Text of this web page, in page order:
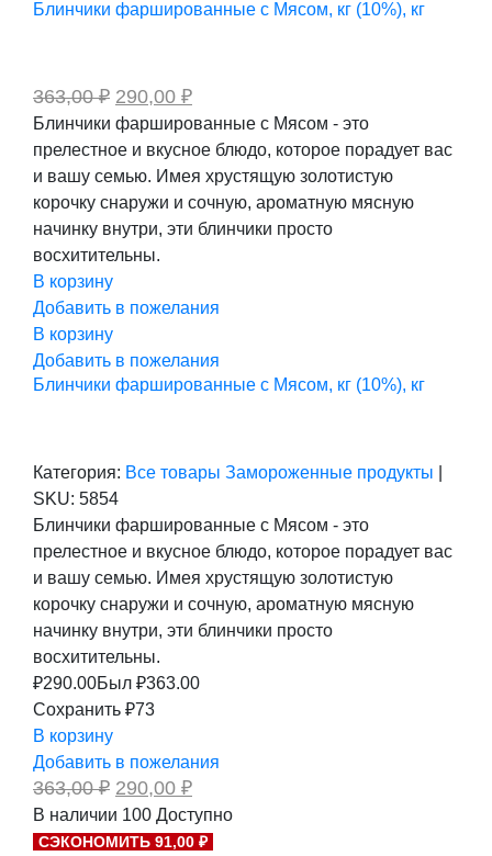
Блинчики фаршированные с Мясом, кг (10%), кг
363,00₽ Первоначальная
цена
составляла
363,00 ₽.
290,00 ₽Текущая
цена:
290,00 ₽.
Блинчики фаршированные с Мясом - это
прелестное и вкусное блюдо, которое порадует вас
и вашу семью. Имея хрустящую золотистую
корочку снаружи и сочную, ароматную мясную
начинку внутри, эти блинчики просто
восхитительны.
В корзину
Добавить в пожелания
В корзину
Добавить в пожелания
Блинчики фаршированные с Мясом, кг (10%), кг
Категория: Все товары Замороженные продукты
SKU: 5854
Блинчики фаршированные с Мясом - это
прелестное и вкусное блюдо, которое порадует вас
и вашу семью. Имея хрустящую золотистую
корочку снаружи и сочную, ароматную мясную
начинку внутри, эти блинчики просто
восхитительны.
₽290.00Был ₽363.00
Сохранить ₽73
В корзину
Добавить в пожелания
363,00₽ Первоначальная
цена
составляла
363,00 ₽.
290,00 ₽Текущая
цена:
290,00 ₽.
В наличии 100 Доступно
СЭКОНОМИТЬ 91,00 ₽